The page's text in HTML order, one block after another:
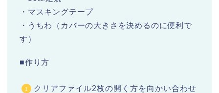
・マスキングテープ
・うちわ（カバーの大きさを決めるのに便利で
す）
■作り方
クリアファイル2枚の開く方を向かい合わせ